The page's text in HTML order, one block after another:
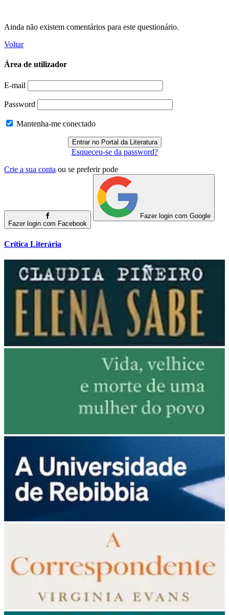
Ainda não existem comentários para este questionário.
Voltar
Área de utilizador
E-mail
Password
Mantenha-me conectado
Esqueceu-se da password?
Crie a sua conta ou se preferir pode
Fazer login com Facebook
Fazer login com Google
Crítica Literária